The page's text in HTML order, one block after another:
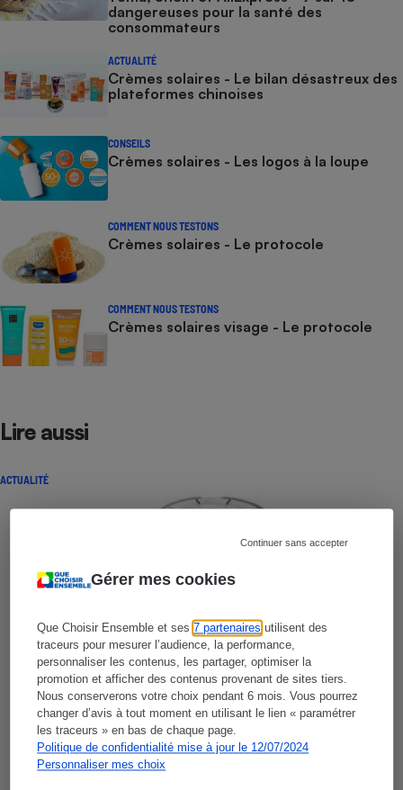
Gérer mes cookies
Que Choisir Ensemble et ses7 partenaires utilisent des
traceurs pour mesurer l’audience, la performance,
personnaliser les contenus, les partager, optimiser la
promotion et afficher des contenus provenant de sites tiers.
Nous conserverons votre choix pendant 6 mois. Vous pourrez
changer d’avis à tout moment en utilisant le lien « paramétrer
les traceurs » en bas de chaque page.
Politique de confidentialité mise à jour le 12/07/2024
Personnaliser mes choix
Continuer sans accepter
dangereuses pour la santé des
consommateurs
ACTUALITÉ
Crèmes solaires - Le bilan désastreux des
plateformes chinoises
CONSEILS
Crèmes solaires - Les logos à la loupe
COMMENT NOUS TESTONS
Crèmes solaires - Le protocole
COMMENT NOUS TESTONS
Crèmes solaires visage - Le protocole
Lire aussi
ACTUALITÉ